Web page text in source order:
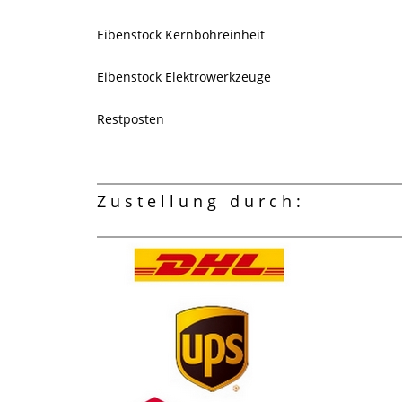
Eibenstock Kernbohreinheit
Eibenstock Elektrowerkzeuge
Restposten
Zustellung durch: